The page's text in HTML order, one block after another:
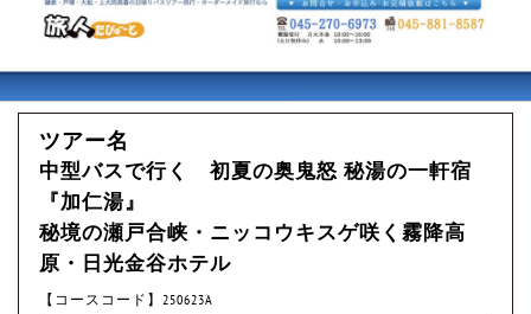
ツアー名
中型バスで行く 初夏の奥鬼怒 秘湯の一軒宿
『加仁湯』
秘境の瀬戸合峡・ニッコウキスゲ咲く霧降高
原・日光金谷ホテル
【コースコード】250623A